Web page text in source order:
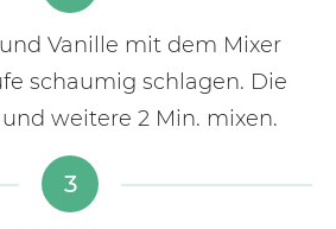
Vanille mit dem Mixer
schaumig schlagen. Die
weitere 2 Min. mixen.
3